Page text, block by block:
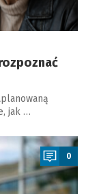
jak …
0